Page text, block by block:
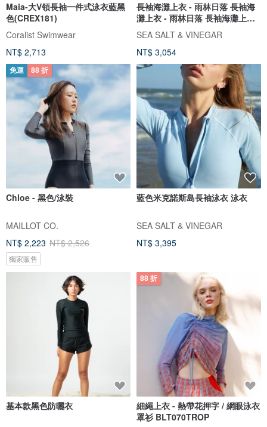
Maia-大V領長袖一件式泳衣藍黑
色(CREX181)
Coralist Swimwear
NT$ 2,713
長袖海灘上衣 - 雨林日落 長袖海
灘上衣 - 雨林日落 長袖海灘上衣 -
雨林日落
SEA SALT & VINEGAR
NT$ 3,054
免運 88 折
Chloe - 黑色/泳裝
MAILLOT CO.
NT$ 2,223 NT$ 2,526
獨家販售
藍色米克諾斯島長袖泳衣 泳衣
SEA SALT & VINEGAR
NT$ 3,395
基本款黑色防曬衣
88 折
細繩上衣 - 熱帶花押字 / 網眼泳衣
罩衫 BLT070TROP